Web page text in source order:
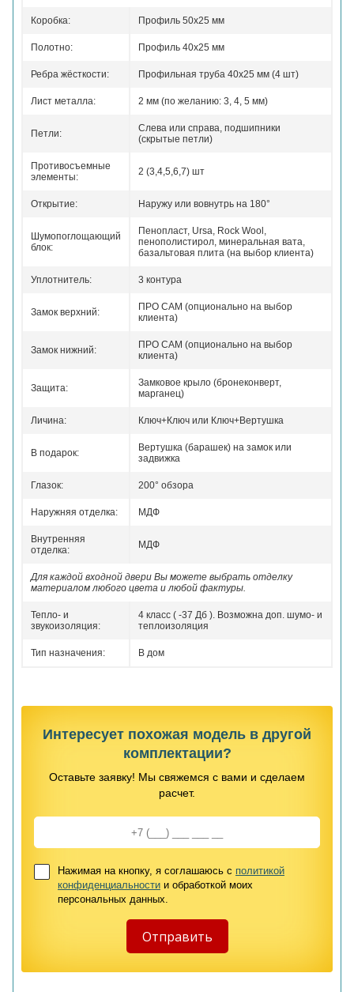
Коробка: Профиль 50x25 мм
Полотно: Профиль 40x25 мм
Ребра жёсткости: Профильная труба 40х25 мм (4 шт)
Лист металла: 2 мм (по желанию: 3, 4, 5 мм)
Петли:
Слева или справа, подшипники
(скрытые петли)
Противосъемные
элементы:
2 (3,4,5,6,7) шт
Открытие: Наружу или вовнутрь на 180°
Шумопоглощающий
блок:
Пенопласт, Ursa, Rock Wool,
пенополистирол, минеральная вата,
базальтовая плита (на выбор клиента)
Уплотнитель: 3 контура
Замок верхний:
ПРО САМ (опционально на выбор
клиента)
Замок нижний:
ПРО САМ (опционально на выбор
клиента)
Защита:
Замковое крыло (бронеконверт,
марганец)
Личина: Ключ+Ключ или Ключ+Вертушка
В подарок:
Вертушка (барашек) на замок или
задвижка
Глазок: 200° обзора
Наружняя отделка: МДФ
Внутренняя
отделка:
МДФ
Для каждой входной двери Вы можете выбрать отделку
материалом любого цвета и любой фактуры.
Тепло- и
звукоизоляция:
4 класс ( -37 Дб ). Возможна доп. шумо- и
теплоизоляция
Тип назначения: В дом
Интересует похожая модель в другой
комплектации?
Оставьте заявку! Мы свяжемся с вами и сделаем
расчет.
Нажимая на кнопку, я соглашаюсь с политикой
конфиденциальности и обработкой моих
персональных данных.